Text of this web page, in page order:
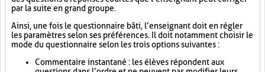
par la suite en grand groupe.
Ainsi, une fois le questionnaire bâti, l’enseignant doit en régler
les paramètres selon ses préférences. Il doit notamment choisir le
mode du questionnaire selon les trois options suivantes :
Commentaire instantané : les élèves répondent aux